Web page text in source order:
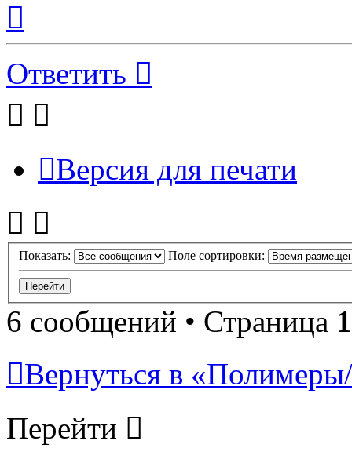
началу
Ответить
Версия для печати
Показать: Поле сортировки:
6 сообщений • Страница 1
Вернуться в
Перейти